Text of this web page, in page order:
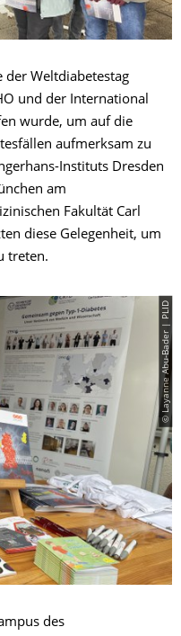
der Weltdiabetestag
und der International
wurde, um auf die
aufmerksam zu
Instituts Dresden
am
Fakultät Carl
diese Gelegenheit, um
treten.
© Layanne Abu-Bader | PLID
des